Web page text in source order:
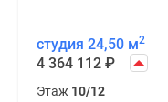
студия 24,50 м2
4 364 112 ₽
Этаж 10/12